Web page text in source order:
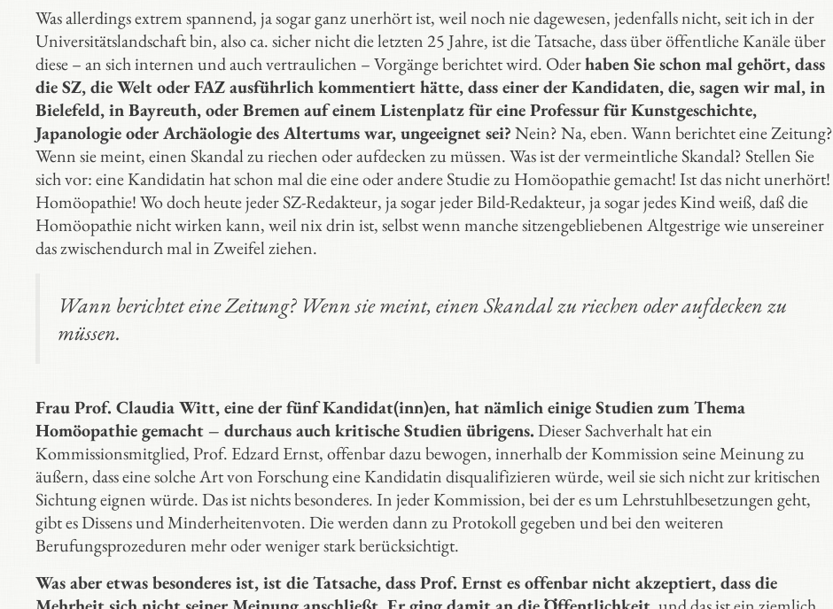
Was allerdings extrem spannend, ja sogar ganz unerhört ist, weil noch nie dagewesen, jedenfalls nicht, seit ich in der
Universitätslandschaft bin, also ca. sicher nicht die letzten 25 Jahre, ist die Tatsache, dass über öffentliche Kanäle über
diese – an sich internen und auch vertraulichen – Vorgänge berichtet wird. Oderhaben Sie schon mal gehört, dass
die SZ, die Welt oder FAZ ausführlich kommentiert hätte, dass einer der Kandidaten, die, sagen wir mal, in
Bielefeld, in Bayreuth, oder Bremen auf einem Listenplatz für eine Professur für Kunstgeschichte,
Japanologie oder Archäologie des Altertums war, ungeeignet sei?Nein? Na, eben. Wann berichtet eine Zeitung?
Wenn sie meint, einen Skandal zu riechen oder aufdecken zu müssen. Was ist der vermeintliche Skandal? Stellen Sie
sich vor: eine Kandidatin hat schon mal die eine oder andere Studie zu Homöopathie gemacht! Ist das nicht unerhört!
Homöopathie! Wo doch heute jeder SZ-Redakteur, ja sogar jeder Bild-Redakteur, ja sogar jedes Kind weiß, daß die
Homöopathie nicht wirken kann, weil nix drin ist, selbst wenn manche sitzengebliebenen Altgestrige wie unsereiner
das zwischendurch mal in Zweifel ziehen.
Wann berichtet eine Zeitung? Wenn sie meint, einen Skandal zu riechen oder aufdecken zu
müssen.
Frau Prof. Claudia Witt, eine der fünf Kandidat(inn)en, hat nämlich einige Studien zum Thema
Homöopathie gemacht – durchaus auch kritische Studien übrigens.Dieser Sachverhalt hat ein
Kommissionsmitglied, Prof. Edzard Ernst, offenbar dazu bewogen, innerhalb der Kommission seine Meinung zu
äußern, dass eine solche Art von Forschung eine Kandidatin disqualifizieren würde, weil sie sich nicht zur kritischen
Sichtung eignen würde. Das ist nichts besonderes. In jeder Kommission, bei der es um Lehrstuhlbesetzungen geht,
gibt es Dissens und Minderheitenvoten. Die werden dann zu Protokoll gegeben und bei den weiteren
Berufungsprozeduren mehr oder weniger stark berücksichtigt.
Was aber etwas besonderes ist, ist die Tatsache, dass Prof. Ernst es offenbar nicht akzeptiert, dass die